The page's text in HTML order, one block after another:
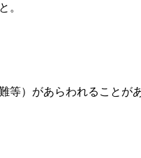
。
）があらわれることがあ